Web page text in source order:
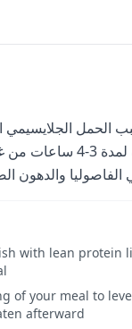
الجلايسيمي (20). الوجبة دي
with lean protein
of your meal to
afterward